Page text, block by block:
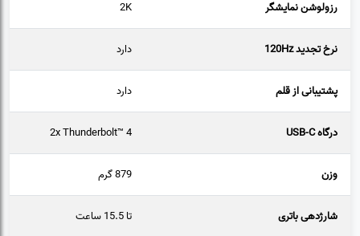
رزولوشن نمایشگر 2K
نرخ تجدید 120Hz دارد
پشتیبانی از قلم دارد
درگاه USB-C 2x Thunderbolt™ 4
وزن 879 گرم
شارژدهی باتری تا 15.5 ساعت